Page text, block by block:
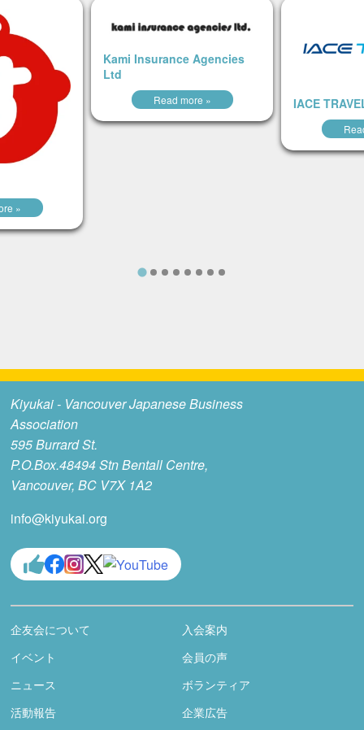
»
Kami Insurance Agencies
Ltd
Read more » IACE
Kiyukai - Vancouver Japanese Business
Association
595 Burrard St.
P.O.Box.48494 Stn Bentall Centre,
Vancouver, BC V7X 1A2
info@kiyukai.org
企友会について
イベント
ニュース
活動報告
入会案内
会員の声
ボランティア
企業広告